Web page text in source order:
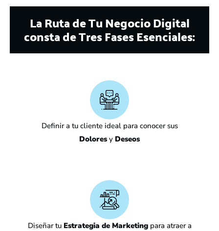
La Ruta de Tu Negocio Digital
consta de Tres Fases Esenciales:
Definir a tu cliente ideal para conocer sus
Dolores y Deseos
Diseñar tu Estrategia de Marketingpara atraer a